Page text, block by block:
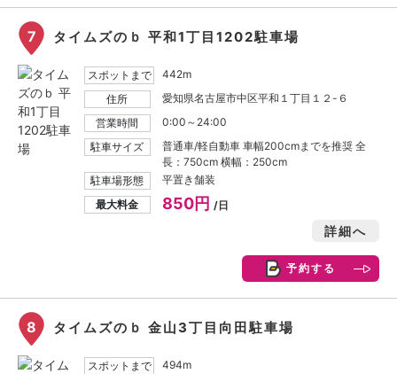
7 タイムズのｂ 平和1丁目1202駐車場
スポットまで
442m
住所
愛知県名古屋市中区平和１丁目１２-６
営業時間
0:00～24:00
駐車サイズ
普通車/軽自動車 車幅200cmまでを推奨 全
長：750cm 横幅：250cm
駐車場形態
平置き舗装
最大料金
850円 /日
詳細へ
予約する
8 タイムズのｂ 金山3丁目向田駐車場
スポットまで
494m